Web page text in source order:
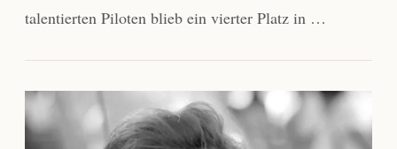
talentierten Piloten blieb ein vierter Platz in …